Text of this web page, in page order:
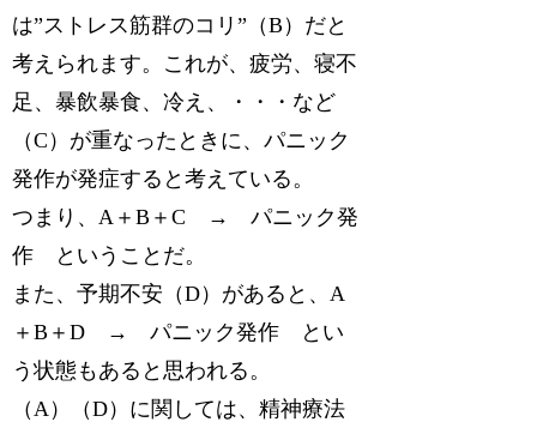
は”ストレス筋群のコリ”（B）だと
考えられます。これが、疲労、寝不
足、暴飲暴食、冷え、・・・など
（C）が重なったときに、パニック
発作が発症すると考えている。
つまり、A＋B＋C → パニック発
作 ということだ。
また、予期不安（D）があると、A
＋B＋D → パニック発作 とい
う状態もあると思われる。
（A）（D）に関しては、精神療法